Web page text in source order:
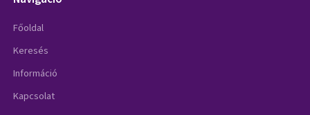
Főoldal
Keresés
Információ
Kapcsolat